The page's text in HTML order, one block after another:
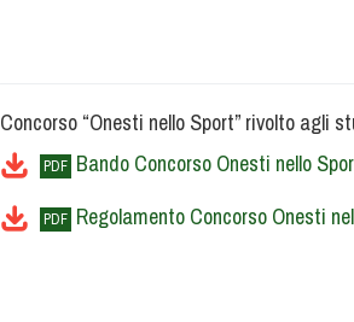
Concorso “Onesti nello Sport” rivolto agli
PDF Bando Concorso Onesti nello
PDF Regolamento Concorso Onesti